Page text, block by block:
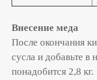
Внесение меда
После окончания
сусла и добавьте в
понадобится 2,8 кг.